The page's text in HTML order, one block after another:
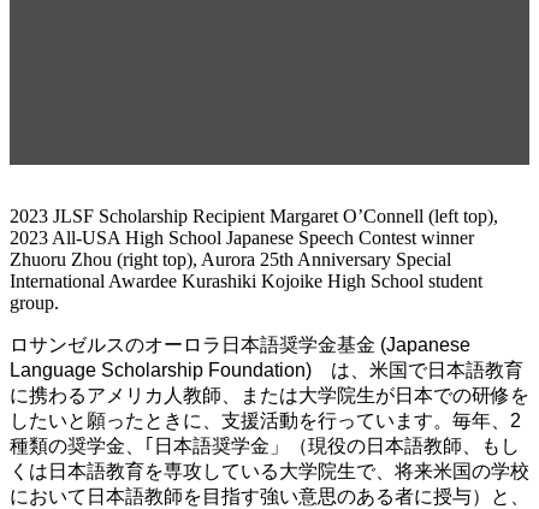
2023 JLSF Scholarship Recipient Margaret O’Connell (left top),
2023 All-USA High School Japanese Speech Contest winner
Zhuoru Zhou (right top), Aurora 25th Anniversary Special
International Awardee Kurashiki Kojoike High School student
group.
ロサンゼルスのオーロラ日本語奨学金基金 (Japanese
Language Scholarship Foundation) は、米国で日本語教育
に携わるアメリカ人教師、または大学院生が日本での研修を
したいと願ったときに、支援活動を行っています。毎年、 2
種類の奨学金、｢日本語奨学金」（現役の日本語教師、もし
くは日本語教育を専攻している大学院生で、将来米国の学校
において日本語教師を目指す強い意思のある者に授与）と、